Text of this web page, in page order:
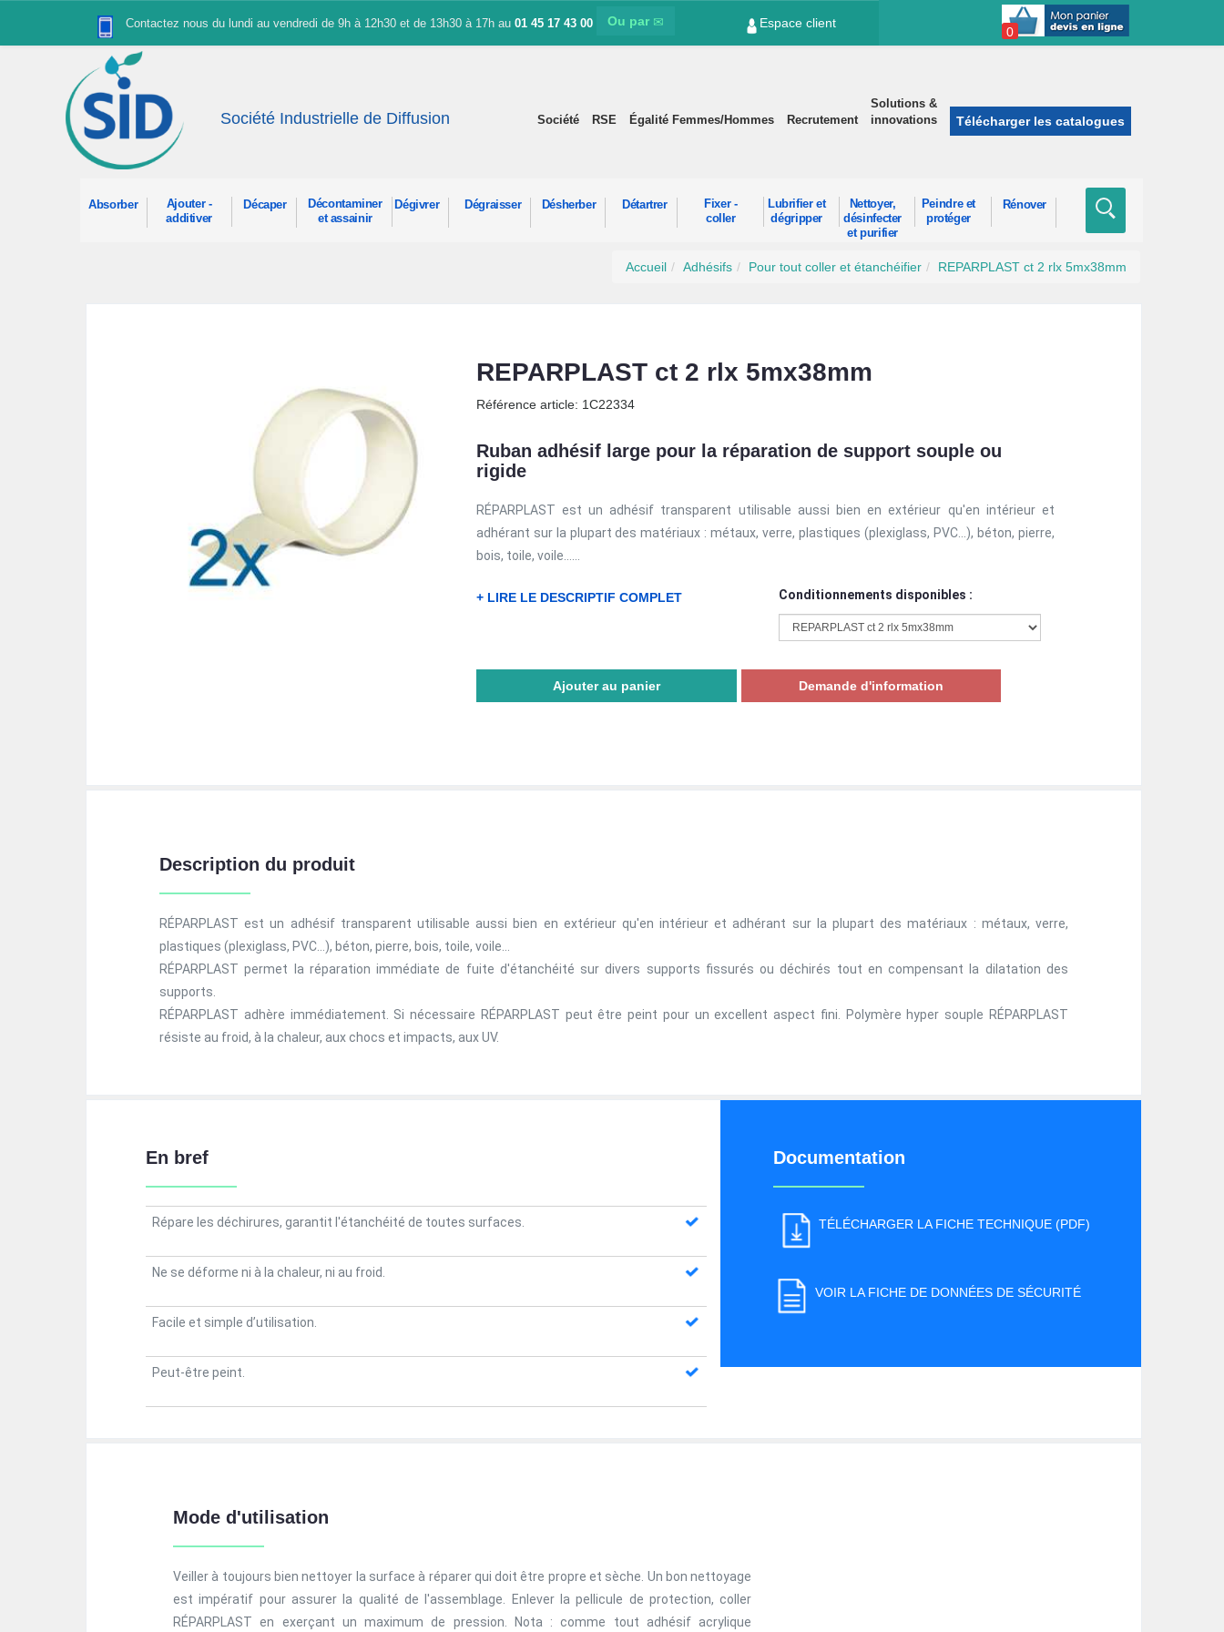
Contactez nous du lundi au vendredi de 9h à 12h30 et de 13h30 à 17h au 01 45 17 43 00 Ou par Espace client
0
Société Industrielle de Diffusion Société RSE Égalité Femmes/Hommes Recrutement
Solutions &
innovations
Télécharger les catalogues
Absorber
Ajouter -
additiver
Décaper
Décontaminer
et assainir
Dégivrer Dégraisser Désherber Détartrer
Fixer -
coller
Lubrifier et
dégripper
Nettoyer,
désinfecter
et purifier
Peindre et
protéger
Rénover
Accueil Adhésifs Pour tout coller et étanchéifier REPARPLAST ct 2 rlx 5mx38mm
REPARPLAST ct 2 rlx 5mx38mm
Référence article: 1C22334
Ruban adhésif large pour la réparation de support souple ou
rigide
RÉPARPLAST est un adhésif transparent utilisable aussi bien en extérieur qu'en intérieur et
adhérant sur la plupart des matériaux : métaux, verre, plastiques (plexiglass, PVC…), béton, pierre,
bois, toile, voile…...
+ LIRE LE DESCRIPTIF COMPLET Conditionnements disponibles :
Description du produit
RÉPARPLAST est un adhésif transparent utilisable aussi bien en extérieur qu'en intérieur et adhérant sur la plupart des matériaux : métaux, verre,
plastiques (plexiglass, PVC…), béton, pierre, bois, toile, voile…
RÉPARPLAST permet la réparation immédiate de fuite d'étanchéité sur divers supports fissurés ou déchirés tout en compensant la dilatation des
supports.
RÉPARPLAST adhère immédiatement. Si nécessaire RÉPARPLAST peut être peint pour un excellent aspect fini. Polymère hyper souple RÉPARPLAST
résiste au froid, à la chaleur, aux chocs et impacts, aux UV.
En bref
Répare les déchirures, garantit l'étanchéité de toutes surfaces.
Ne se déforme ni à la chaleur, ni au froid.
Facile et simple d’utilisation.
Peut-être peint.
Documentation
TÉLÉCHARGER LA FICHE TECHNIQUE (PDF)
VOIR LA FICHE DE DONNÉES DE SÉCURITÉ
Mode d'utilisation
Veiller à toujours bien nettoyer la surface à réparer qui doit être propre et sèche. Un bon nettoyage
est impératif pour assurer la qualité de l'assemblage. Enlever la pellicule de protection, coller
RÉPARPLAST en exerçant un maximum de pression. Nota : comme tout adhésif acrylique